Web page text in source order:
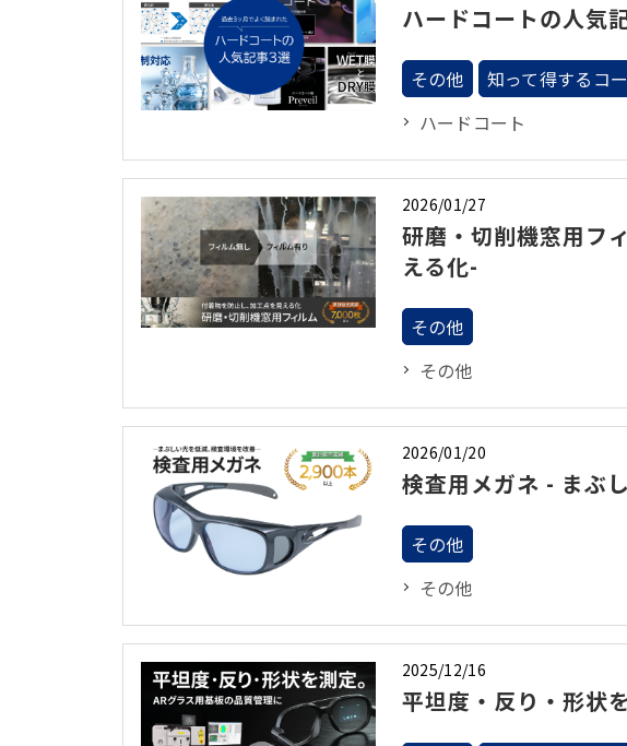
ハードコートの人気
その他
知って得するコ
ハードコート
2026/01/27
研磨・切削機窓用フ
える化-
その他
その他
2026/01/20
検査用メガネ - まぶ
その他
その他
2025/12/16
平坦度・反り・形状